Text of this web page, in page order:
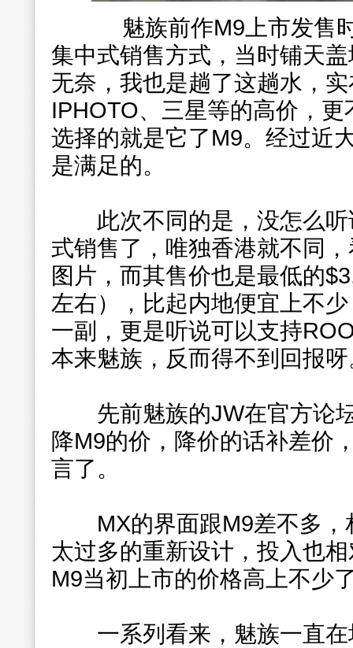
魅族前作M9上市发售
集中式销售方式，当时铺天
无奈，我也是趟了这趟水，
IPHOTO、三星等的高价，
选择的就是它了M9。经过近
是满足的。
此次不同的是，没怎么听
式销售了，唯独香港就不同
图片，而其售价也是最低的
左右），比起内地便宜上不
一副，更是听说可以支持
本来魅族，反而得不到回报
先前魅族的JW在官方论
降M9的价，降价的话补差价
言了。
MX的界面跟M9差不多，
太过多的重新设计，投入也
M9当初上市的价格高上不少
一系列看来，魅族一直在